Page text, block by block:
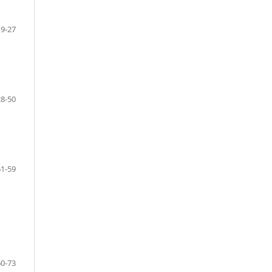
27
50
59
73